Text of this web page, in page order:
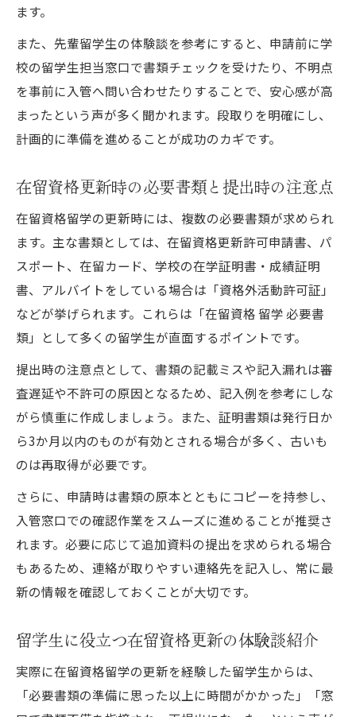
ます。
また、先輩留学生の体験談を参考にすると、申請前に学
校の留学生担当窓口で書類チェックを受けたり、不明点
を事前に入管へ問い合わせたりすることで、安心感が高
まったという声が多く聞かれます。段取りを明確にし、
計画的に準備を進めることが成功のカギです。
在留資格更新時の必要書類と提出時の注意点
在留資格留学の更新時には、複数の必要書類が求められ
ます。主な書類としては、在留資格更新許可申請書、パ
スポート、在留カード、学校の在学証明書・成績証明
書、アルバイトをしている場合は「資格外活動許可証」
などが挙げられます。これらは「在留資格 留学 必要書
類」として多くの留学生が直面するポイントです。
提出時の注意点として、書類の記載ミスや記入漏れは審
査遅延や不許可の原因となるため、記入例を参考にしな
がら慎重に作成しましょう。また、証明書類は発行日か
ら3か月以内のものが有効とされる場合が多く、古いも
のは再取得が必要です。
さらに、申請時は書類の原本とともにコピーを持参し、
入管窓口での確認作業をスムーズに進めることが推奨さ
れます。必要に応じて追加資料の提出を求められる場合
もあるため、連絡が取りやすい連絡先を記入し、常に最
新の情報を確認しておくことが大切です。
留学生に役立つ在留資格更新の体験談紹介
実際に在留資格留学の更新を経験した留学生からは、
「必要書類の準備に思った以上に時間がかかった」「窓